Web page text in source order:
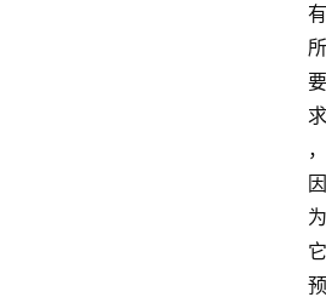
有
所
要
求
，
因
为
它
预